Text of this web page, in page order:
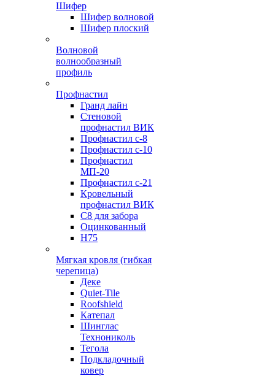
Шифер
Шифер волновой
Шифер плоский
Волновой
волнообразный
профиль
Профнастил
Гранд лайн
Стеновой
профнастил ВИК
Профнастил с-8
Профнастил с-10
Профнастил
МП-20
Профнастил с-21
Кровельный
профнастил ВИК
С8 для забора
Оцинкованный
Н75
Мягкая кровля (гибкая
черепица)
Деке
Quiet-Tile
Roofshield
Катепал
Шинглас
Технониколь
Тегола
Подкладочный
ковер